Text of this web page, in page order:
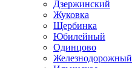
Дзержинский
Жуковка
Щербинка
Юбилейный
Одинцово
Железнодорожный